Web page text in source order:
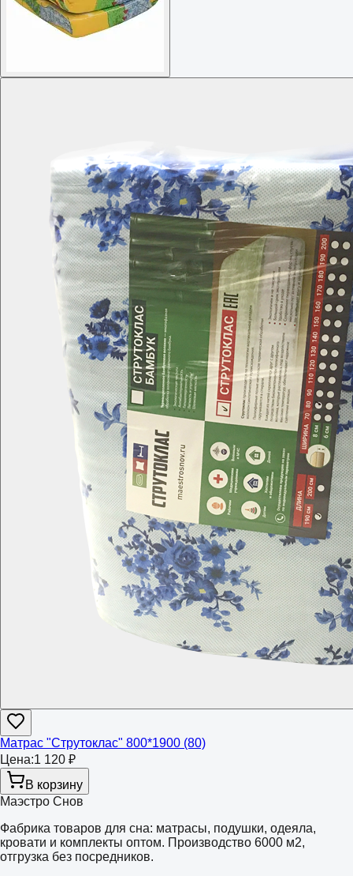
Матрас "Струтоклас" 800*1900 (80)
Цена:1 120 ₽
В корзину
Маэстро Снов
Фабрика товаров для сна: матрасы, подушки, одеяла,
кровати и комплекты оптом. Производство 6000 м2,
отгрузка без посредников.